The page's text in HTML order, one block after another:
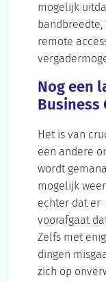
mogelijk
remote
Nog een
Business
Het is van
een andere
wordt
mogelijk
echter dat er
voorafgaat
Zelfs met
dingen
zich op